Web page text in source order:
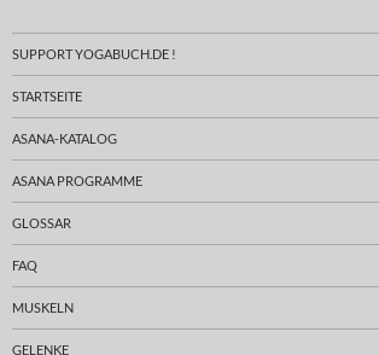
SUPPORT YOGABUCH.DE !
STARTSEITE
ASANA-KATALOG
ASANA PROGRAMME
GLOSSAR
FAQ
MUSKELN
GELENKE